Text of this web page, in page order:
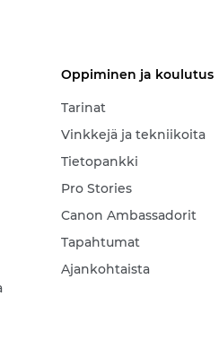
Oppiminen ja koulutus
Tarinat
Vinkkejä ja tekniikoita
Tietopankki
Pro Stories
Canon Ambassadorit
Tapahtumat
Ajankohtaista